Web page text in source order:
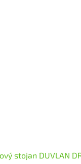
stojan DUVLAN